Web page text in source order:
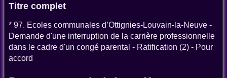
Titre complet
* 97. Ecoles communales d’Ottignies-Louvain-la-Neuve -
Demande d'une interruption de la carrière professionnelle
dans le cadre d'un congé parental - Ratification (2) - Pour
accord